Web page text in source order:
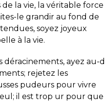
la vie, la véritable force
le grandir au fond de
soyez joyeux
à la vie.
déracinements, ayez au-d
rejetez les
pudeurs pour vivre
il est trop ur pour que